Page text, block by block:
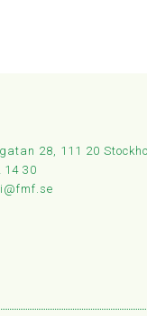
28, 111 20
14 30